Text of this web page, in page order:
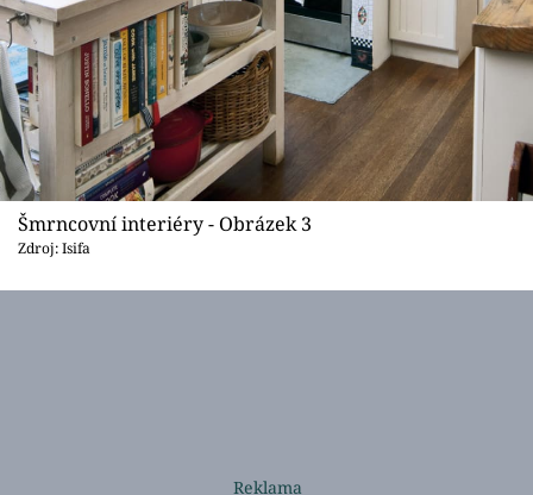
Šmrncovní interiéry - Obrázek 3
Zdroj: Isifa